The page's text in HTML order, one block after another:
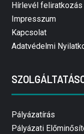
Hírlevél feliratkozás
Impresszum
Kapcsolat
Adatvédelmi
Pályázatírás
Pályázati